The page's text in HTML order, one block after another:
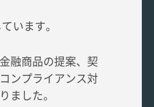
います。
融商品の提案、契
ンプライアンス対
ました。